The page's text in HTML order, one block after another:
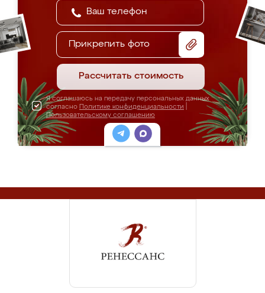
Прикрепить фото
Рассчитать стоимость
Я соглашаюсь на передачу персональных данных
согласно Политике конфиденциальности
Пользовательскому соглашению